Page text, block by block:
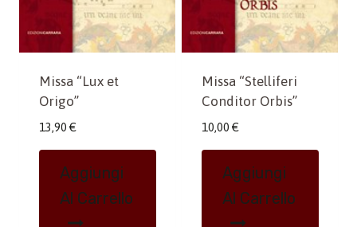
Missa “Lux et
Origo”
13,90 €
Aggiungi
Al Carrello
Missa “Stelliferi
Conditor Orbis”
10,00 €
Aggiungi
Al Carrello